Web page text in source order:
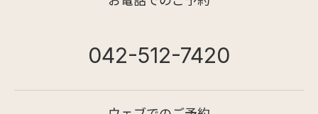
042-512-7420